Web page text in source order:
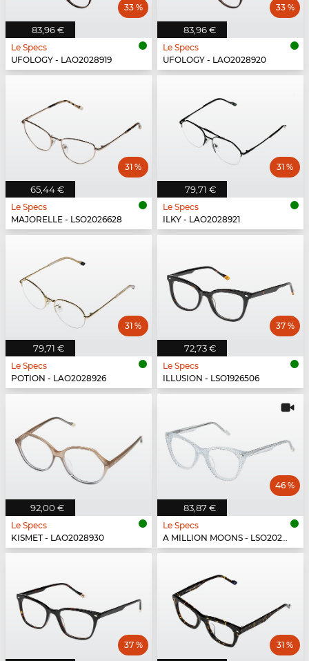
83,96 €
33 %
Le Specs
UFOLOGY - LAO2028919
83,96 €
33 %
Le Specs
UFOLOGY - LAO2028920
65,44 €
31 %
Le Specs
MAJORELLE - LSO2026628
79,71 €
31 %
Le Specs
ILKY - LAO2028921
79,71 €
31 %
Le Specs
POTION - LAO2028926
72,73 €
37 %
Le Specs
ILLUSION - LSO1926506
92,00 €
Le Specs
KISMET - LAO2028930
83,87 €
46 %
Le Specs
A MILLION MOONS - LSO2026661
37 % 31 %